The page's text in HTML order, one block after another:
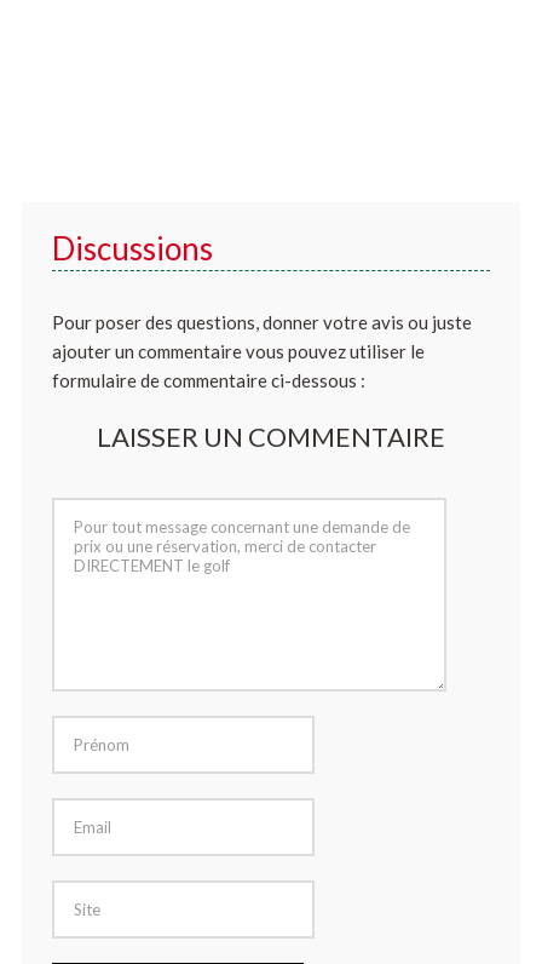
Discussions
Pour poser des questions, donner votre avis ou juste
ajouter un commentaire vous pouvez utiliser le
formulaire de commentaire ci-dessous :
LAISSER UN COMMENTAIRE